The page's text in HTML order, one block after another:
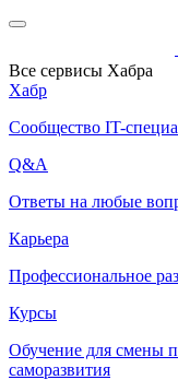
Все сервисы Хабра
Хабр
Сообщество IT-
Q&A
Ответы на любые
Карьера
Профессиональное
Курсы
Обучение для смены
саморазвития